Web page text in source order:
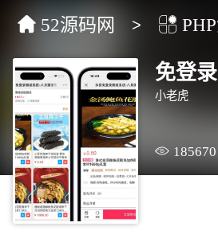
52源码网 >
免登
小老虎
185670